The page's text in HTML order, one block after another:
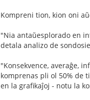
Kompreni tion, kion oni
"Nia antaŭesplorado en
detala analizo de
"Konsekvence, averaĝe,
komprenas pli ol 50% de
en la grafikaĵoj - notu la